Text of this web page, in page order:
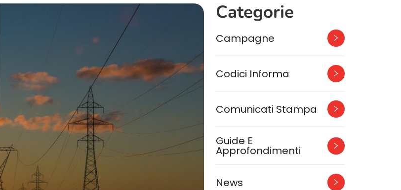
Categorie
Campagne
Codici Informa
Comunicati Stampa
Guide E
Approfondimenti
News